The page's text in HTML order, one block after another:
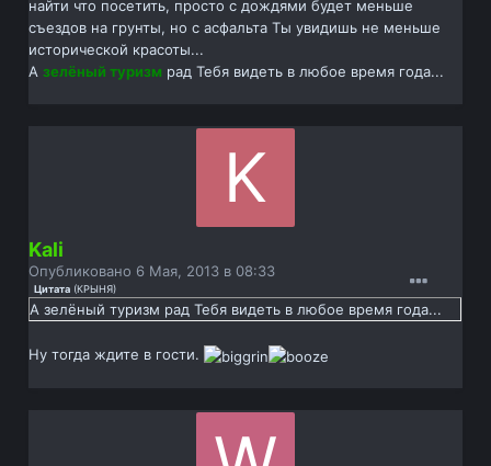
найти что посетить, просто с дождями будет меньше
съездов на грунты, но с асфальта Ты увидишь не меньше
исторической красоты...
Азелёный туризм рад Тебя видеть в любое время года...
Kali
Опубликовано 6 Мая, 2013 в 08:33
Цитата (КРЫНЯ)
А зелёный туризм рад Тебя видеть в любое время года...
Ну тогда ждите в гости.